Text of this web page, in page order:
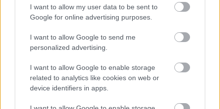
I want to allow my user data to be sent to
Google for online advertising purposes.
I want to allow Google to send me
personalized advertising.
I want to allow Google to enable storage
related to analytics like cookies on web or
device identifiers in apps.
Az, hogy nem minden gigaprodukció érinti
Magyarországot, vagy hogy az éppen aktuális
koncertszervezők szakértelmén múlik. Nem azért jut
el Párizsba, Londonba, Dobajba vagy Tokióba egy-
egy produkció, mert az ottani szervezők profibbak a
hazaiaknál, hanem az egész booking világ annyi
összetett és annyira sokrétű, hogy egészen
egyszerűen így alakul. Tény, hogy a nagyobb
városokba nagyobb eséllyel jutnak el a produkciók,